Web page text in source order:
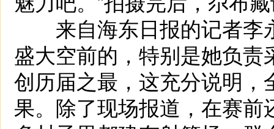
来自海东日报的记者李
盛大空前的，特别是她负
创历届之最，这充分说明
果。除了现场报道，在赛